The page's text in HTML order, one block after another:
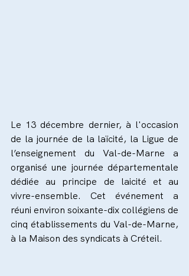
Le 13 décembre dernier, à l'occasion
de la journée de la laïcité, la Ligue de
l’enseignement du Val-de-Marne a
organisé une journée départementale
dédiée au principe de laicité et au
vivre-ensemble. Cet événement a
réuni environ soixante-dix collégiens de
cinq établissements du Val-de-Marne,
à la Maison des syndicats à Créteil.